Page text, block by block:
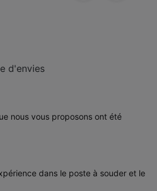
d'envies
nous vous proposons ont été
dans le poste à souder et le